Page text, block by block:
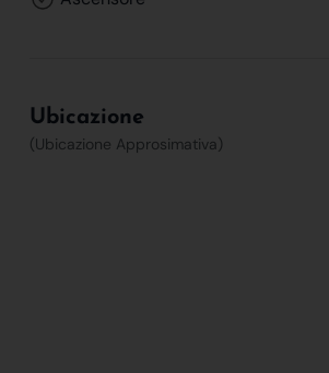
Ubicazione
(Ubicazione Approsimativa)